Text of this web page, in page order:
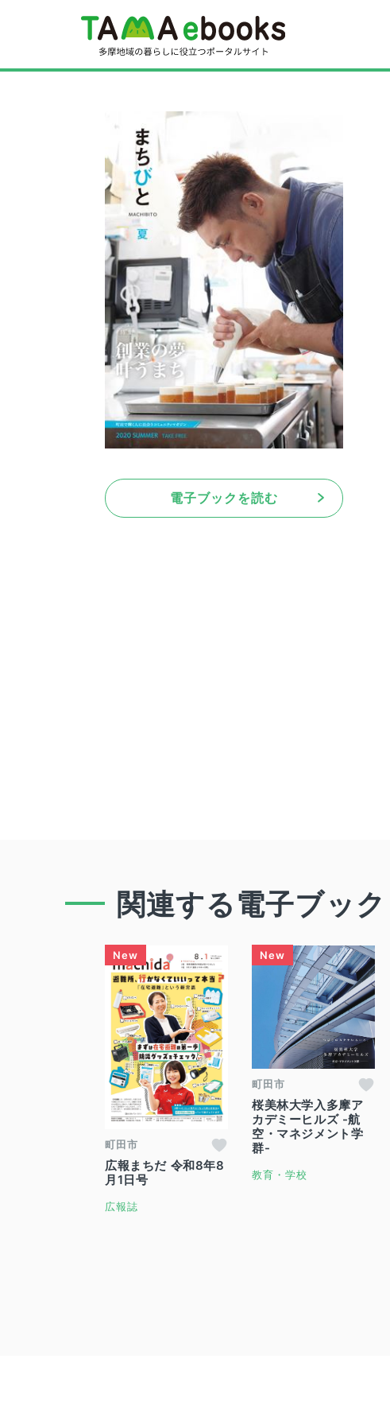
電子ブックを読む
関連する電子ブック
町田市
広報まちだ 令和8年8
月1日号
広報誌
町田市
桜美林大学入多摩ア
カデミーヒルズ -航
空・マネジメント学
群-
教育・学校